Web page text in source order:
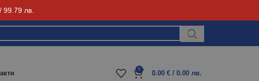
99.79 лв.
Блог
0
0.00 € / 0.00 лв.